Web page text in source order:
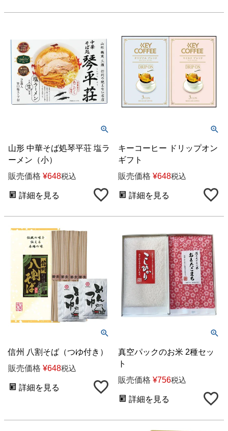
山形 中華そば処琴平荘 塩ラ
ーメン（小）
販売価格 ¥648税込
詳細を見る
キーコーヒー ドリップオン
ギフト
販売価格 ¥648税込
詳細を見る
信州 八割そば（つゆ付き）
販売価格 ¥648税込
詳細を見る
真空パックのお米 2種セッ
ト
販売価格 ¥756税込
詳細を見る